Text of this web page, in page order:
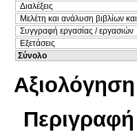
Διαλέξεις
Μελέτη και ανάλυση βιβλίων
Συγγραφή εργασίας / εργασιών
Εξετάσεις
Σύνολο
Περιγραφή